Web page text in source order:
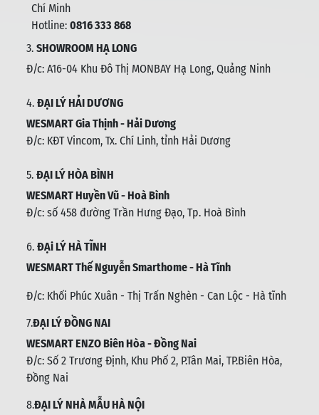
Chí Minh
Hotline: 0816 333 868
3. SHOWROOM HẠ LONG
Đ/c: A16-04 Khu Đô Thị MONBAY Hạ Long, Quảng Ninh
4. ĐẠI LÝ HẢI DƯƠNG
WESMART Gia Thịnh - Hải Dương
Đ/c: KĐT Vincom, Tx. Chí Linh, tỉnh Hải Dương
5. ĐẠI LÝ HÒA BÌNH
WESMART Huyền Vũ - Hoà Bình
Đ/c: số 458 đường Trần Hưng Đạo, Tp. Hoà Bình
6. ĐẠi LÝ HÀ TĨNH
WESMART Thế Nguyễn Smarthome - Hà Tĩnh
Đ/c: Khối Phúc Xuân - Thị Trấn Nghèn - Can Lộc - Hà tĩnh
7.ĐẠI LÝ ĐỒNG NAI
WESMART ENZO Biên Hòa - Đồng Nai
Đ/c: Số 2 Trương Định, Khu Phố 2, P.Tân Mai, TP.Biên Hòa,
Đồng Nai
8.ĐẠI LÝ NHÀ MẪU HÀ NỘI